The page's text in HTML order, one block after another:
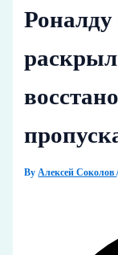
ByАлексей Соколов